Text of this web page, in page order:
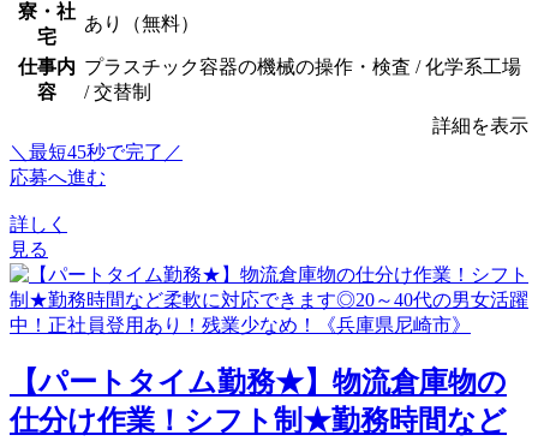
寮・社
宅
あり（無料）
仕事内
容
プラスチック容器の機械の操作・検査 / 化学系工場
/ 交替制
詳細を表示
＼最短45秒で完了／
応募へ進む
詳しく
見る
【パートタイム勤務★】物流倉庫物の
仕分け作業！シフト制★勤務時間など